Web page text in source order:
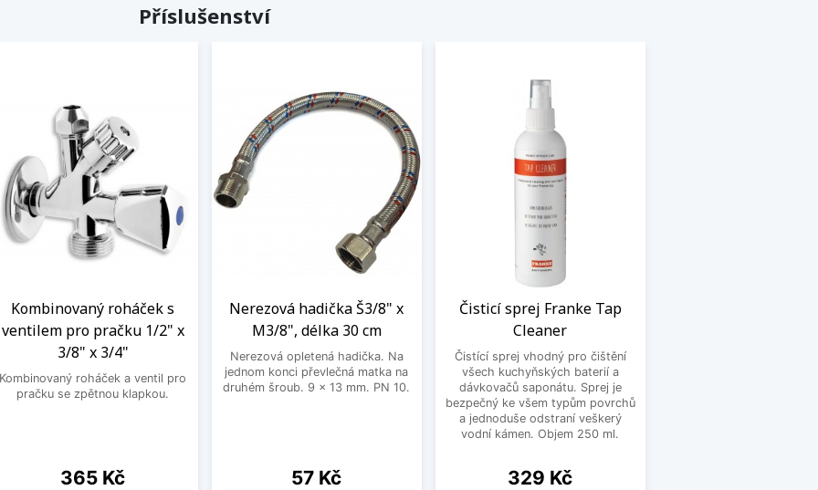
Příslušenství
Kombinovaný roháček s
ventilem pro pračku 1/2" x
3/8" x 3/4"
Kombinovaný roháček a ventil pro
pračku se zpětnou klapkou.
Cena
365 Kč
Nerezová hadička Š3/8" x
M3/8", délka 30 cm
Nerezová opletená hadička. Na
jednom konci převlečná matka na
druhém šroub. 9 x 13 mm. PN 10.
Cena
57 Kč
Čisticí sprej Franke Tap
Cleaner
Čistící sprej vhodný pro čištění
všech kuchyňských baterií a
dávkovačů saponátu. Sprej je
bezpečný ke všem typům povrchů
a jednoduše odstraní veškerý
vodní kámen. Objem 250 ml.
Cena
329 Kč